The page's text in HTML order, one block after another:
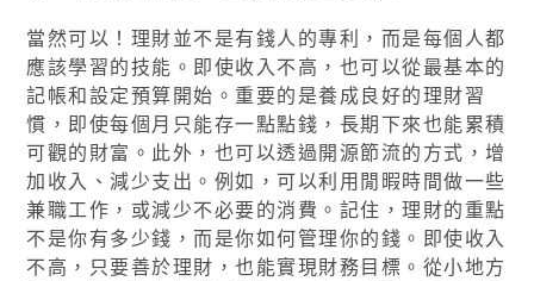
當然可以！理財並不是有錢人的專利，而是每個人都
應該學習的技能。即使收入不高，也可以從最基本的
記帳和設定預算開始。重要的是養成良好的理財習
慣，即使每個月只能存一點點錢，長期下來也能累積
可觀的財富。此外，也可以透過開源節流的方式，增
加收入、減少支出。例如，可以利用閒暇時間做一些
兼職工作，或減少不必要的消費。記住，理財的重點
不是你有多少錢，而是你如何管理你的錢。即使收入
不高，只要善於理財，也能實現財務目標。從小地方